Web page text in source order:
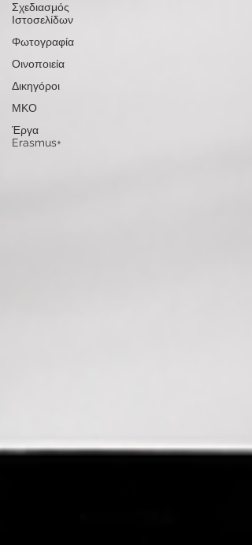
Σχεδιασμός
Ιστοσελίδων
Φωτογραφία
Οινοποιεία
Δικηγόροι
ΜΚΟ
Έργα
Erasmus+